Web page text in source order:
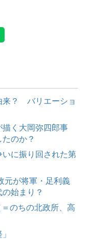
来？ バリエーショ
描く大岡弥四郎事
のか？
いに振り回された第
元が将軍・足利義
始まり？
＝のちの北政所、高